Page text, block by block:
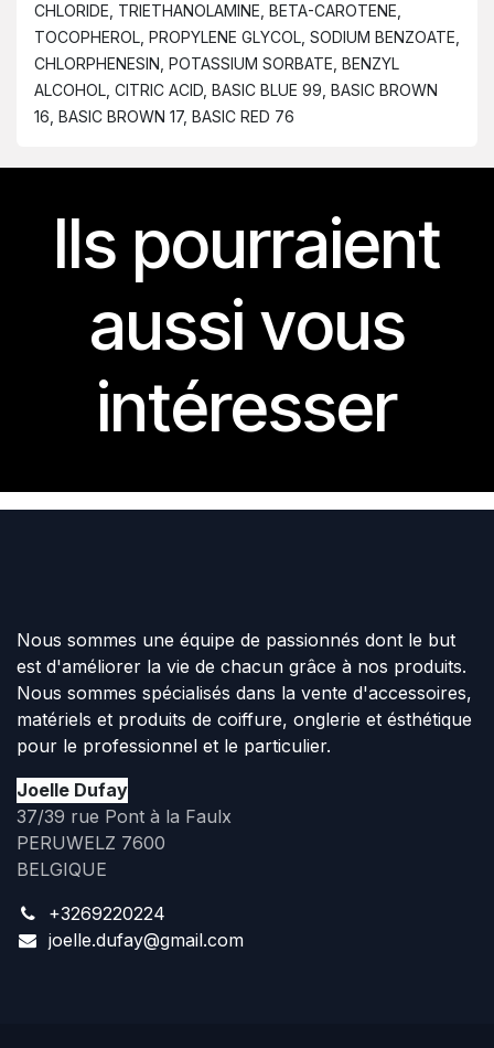
CHLORIDE, TRIETHANOLAMINE, BETA-CAROTENE,
TOCOPHEROL, PROPYLENE GLYCOL, SODIUM BENZOATE,
CHLORPHENESIN, POTASSIUM SORBATE, BENZYL
ALCOHOL, CITRIC ACID, BASIC BLUE 99, BASIC BROWN
16, BASIC BROWN 17, BASIC RED 76
Ils pourraient
aussi vous
intéresser
Nous sommes une équipe de passionnés dont le but
est d'améliorer la vie de chacun grâce à nos produits.
Nous sommes spécialisés dans la vente d'accessoires,
matériels et produits de coiffure, onglerie et ésthétique
pour le professionnel et le particulier.
Joelle Dufay
37/39 rue Pont à la Faulx
PERUWELZ 7600
BELGIQUE
+3269220224
joelle.dufay@gmail.com